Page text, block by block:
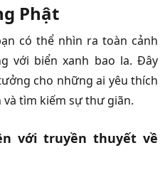
Phật
có thể nhìn ra toàn cảnh
với biển xanh bao la. Đây
cho những ai yêu thích
tìm kiếm sự thư giãn.
với truyền thuyết về